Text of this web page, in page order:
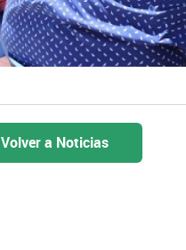
Volver a Noticias